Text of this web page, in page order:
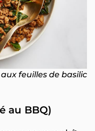
feuilles de basilic
au BBQ)